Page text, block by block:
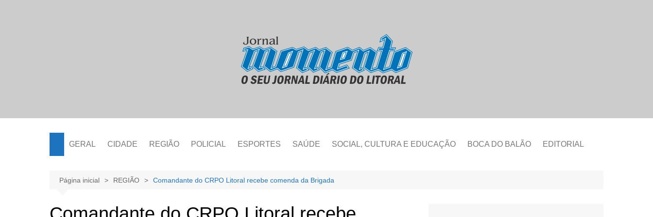
GERAL CIDADE REGIÃO POLICIAL ESPORTES SAÚDE SOCIAL, CULTURA E EDUCAÇÃO BOCA DO BALÃO EDITORIAL
Página inicial REGIÃO Comandante do CRPO Litoral recebe comenda da Brigada